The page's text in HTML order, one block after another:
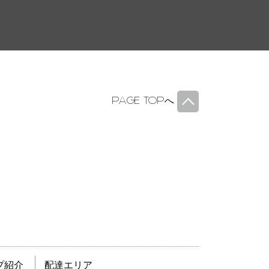
PAGE TOPへ
紹介 配達エリア